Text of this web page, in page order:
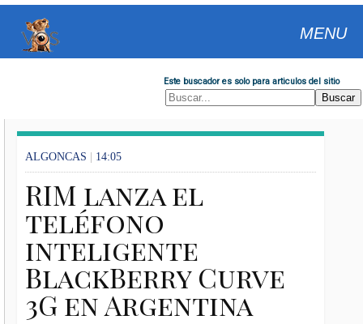
MENU
Este buscador es solo para articulos del sitio
ALGONCAS | 14:05
RIM lanza el
teléfono
inteligente
BlackBerry Curve
3G en Argentina